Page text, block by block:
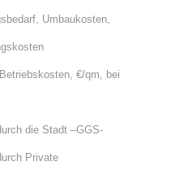
Umbaukosten,
€/qm, bei
die Stadt –GGS-
Private